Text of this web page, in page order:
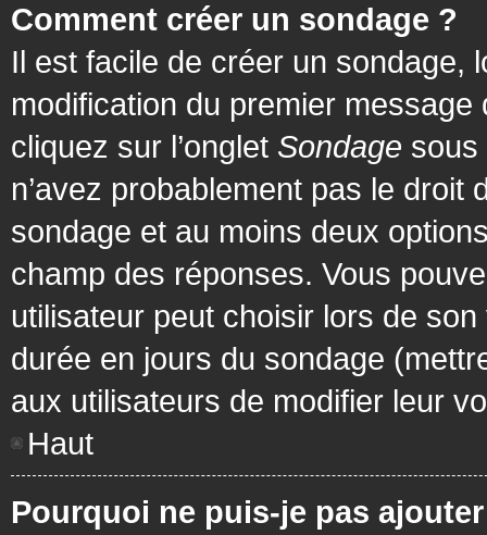
Comment créer un sondage ?
Il est facile de créer un sondage,
modification du premier
cliquez sur l’onglet Sondage sous
n’avez probablement pas le
sondage et au moins deux
champ des réponses. Vous
utilisateur peut choisir lors de
durée en jours du sondage
aux utilisateurs de modifier leur
Haut
Pourquoi ne puis-je pas